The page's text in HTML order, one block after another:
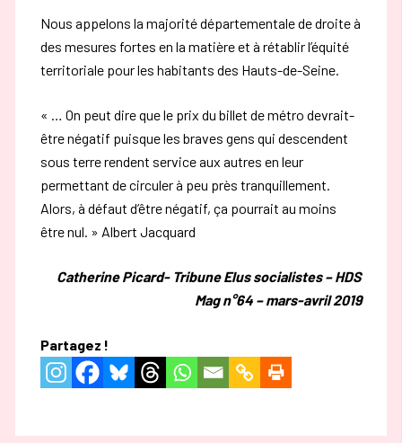
Nous appelons la majorité départementale de droite à
des mesures fortes en la matière et à rétablir l’équité
territoriale pour les habitants des Hauts-de-Seine.
« … On peut dire que le prix du billet de métro devrait-
être négatif puisque les braves gens qui descendent
sous terre rendent service aux autres en leur
permettant de circuler à peu près tranquillement.
Alors, à défaut d’être négatif, ça pourrait au moins
être nul. » Albert Jacquard
Catherine Picard- Tribune Elus socialistes – HDS
Mag n°64 – mars-avril 2019
Partagez !